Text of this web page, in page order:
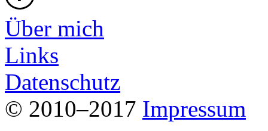
Über mich
Links
Datenschutz
© 2010–2017 Impressum